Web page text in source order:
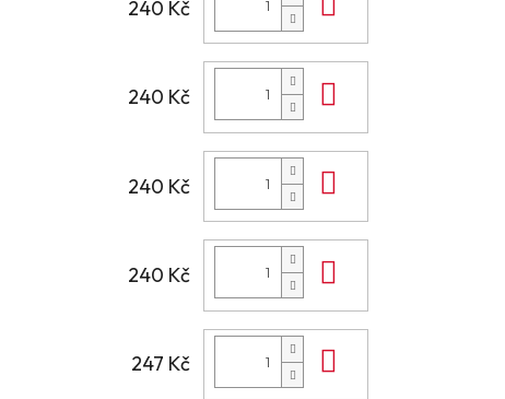
240 Kč
240 Kč
240 Kč
240 Kč
247 Kč